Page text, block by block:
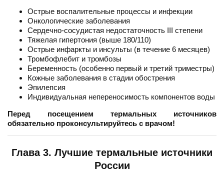
Острые воспалительные процессы и инфекции
Онкологические заболевания
Сердечно-сосудистая недостаточность III степени
Тяжелая гипертония (выше 180/110)
Острые инфаркты и инсульты (в течение 6 месяцев)
Тромбофлебит и тромбозы
Беременность (особенно первый и третий триместры)
Кожные заболевания в стадии обострения
Эпилепсия
Индивидуальная непереносимость компонентов воды
Перед посещением термальных источников
обязательно проконсультируйтесь с врачом!
Глава 3. Лучшие термальные источники
России